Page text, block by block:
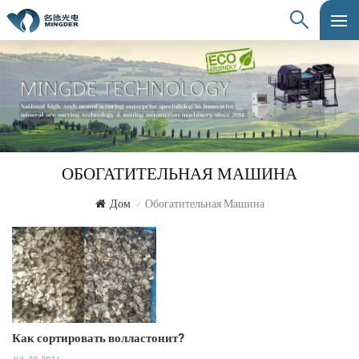
ОБОГАТИТЕЛЬНАЯ МАШИНА
Дом / Обогатительная Машина
Как сортировать волластонит?